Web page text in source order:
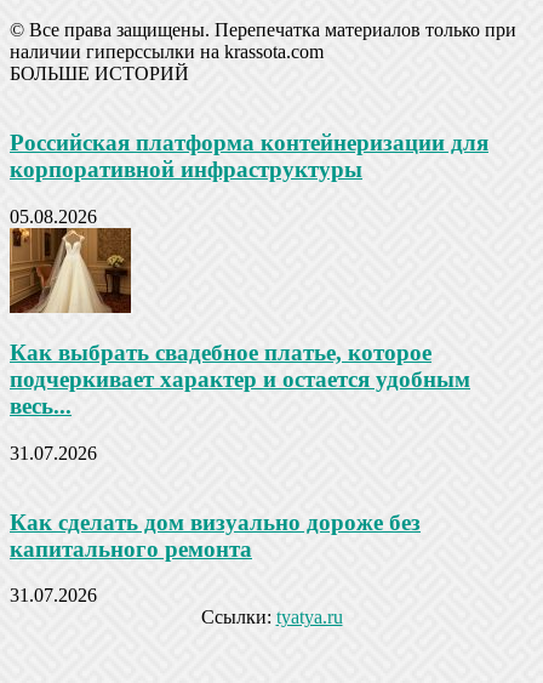
© Все права защищены. Перепечатка материалов только при
наличии гиперссылки на krassota.com
БОЛЬШЕ ИСТОРИЙ
Российская платформа контейнеризации для
корпоративной инфраструктуры
05.08.2026
Как выбрать свадебное платье, которое
подчеркивает характер и остается удобным
весь...
31.07.2026
Как сделать дом визуально дороже без
капитального ремонта
31.07.2026
Ссылки: tyatya.ru